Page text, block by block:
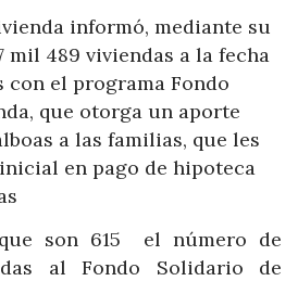
informó, mediante su
mil 489 viviendas a la fecha
el programa Fondo
que otorga un aporte
a las familias, que les
en pago de hipoteca
son 615 el número de
al Fondo Solidario de